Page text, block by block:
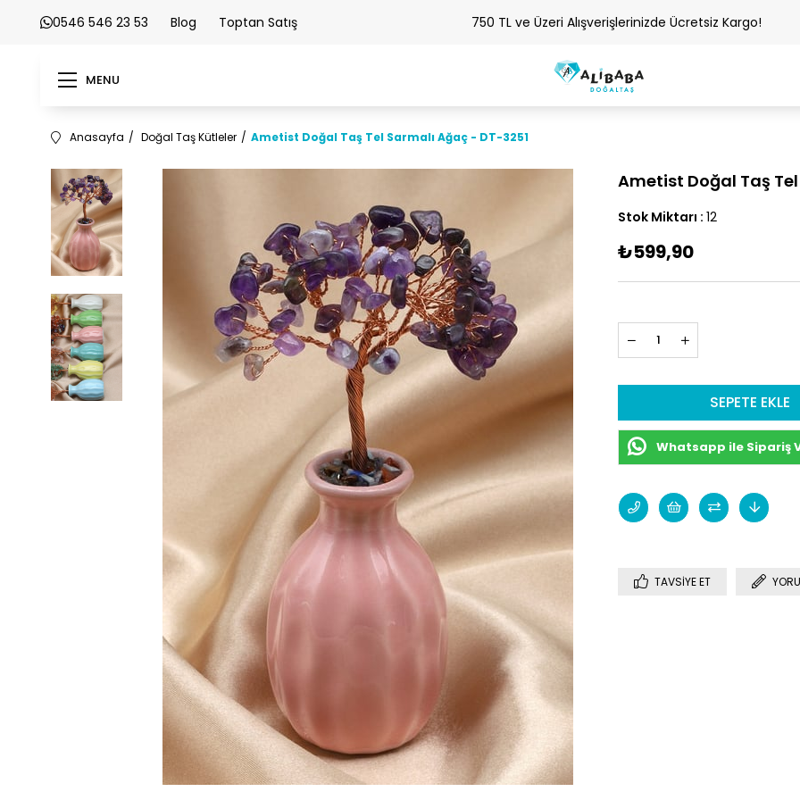
0546 546 23 53 Blog Toptan Satış 750 TL ve Üzeri Alışverişlerinizde Ücretsiz Kargo!
MENU
Anasayfa Doğal Taş Kütleler Ametist Doğal Taş Tel Sarmalı Ağaç - DT-3251
Ametist Doğal Taş
Stok Miktarı : 12
₺599,90
Whatsapp ile Sipariş
TAVSIYE ET